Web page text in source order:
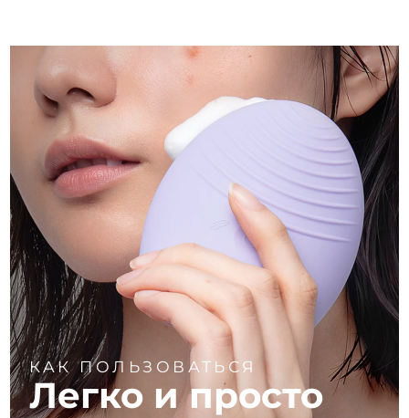
КАК ПОЛЬЗОВАТЬСЯ
Легко и просто